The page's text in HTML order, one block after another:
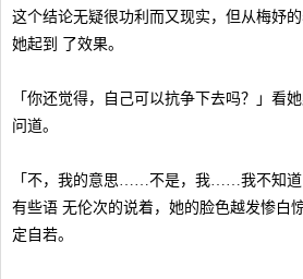
这个结论无疑很功利而又现实，但从梅妤
她起到 了效果。
「你还觉得，自己可以抗争下去吗？」看
问道。
「不，我的意思……不是，我……我不知道
有些语 无伦次的说着，她的脸色越发惨白
定自若。